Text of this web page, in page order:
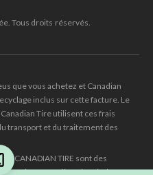
Tous droits réservés.
que vous achetez et Canadian
inclus sur cette facture. Le
Tire utilisent ces frais
transport et du traitement des
CANADIAN TIRE sont des
Société Canadian Tire Limitée.